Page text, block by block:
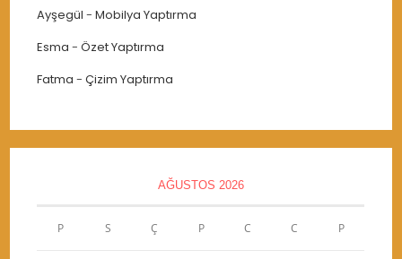
Ayşegül -Mobilya Yaptırma
Esma -Özet Yaptırma
Fatma -Çizim Yaptırma
AĞUSTOS 2026
P S Ç P C C P